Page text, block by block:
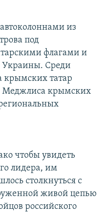
из
под
флагами и
Украины. Среди
крымских татар
Меджлиса крымских
чтобы увидеть
лидера, им
столкнуться с
живой цепью
российского